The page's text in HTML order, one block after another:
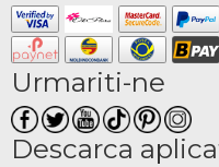
Urmariti-ne
Descarca